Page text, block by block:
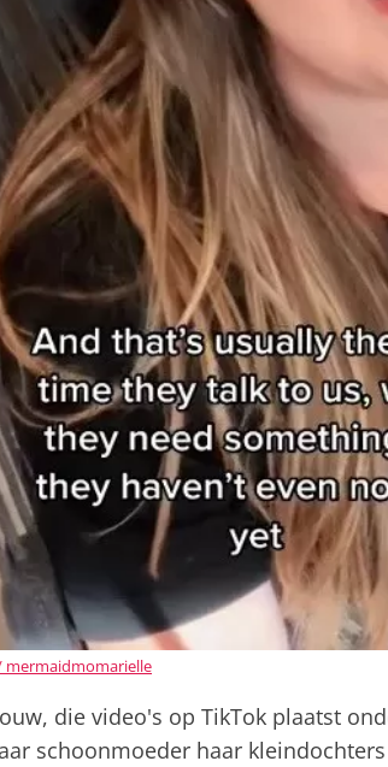
mermaidmomarielle
die video's op TikTok plaatst
schoonmoeder haar